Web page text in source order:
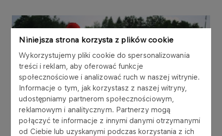
Niniejsza strona korzysta z plików cookie
Wykorzystujemy pliki cookie do spersonalizowania
treści i reklam, aby oferować funkcje
społecznościowe i analizować ruch w naszej witrynie.
Informacje o tym, jak korzystasz z naszej witryny,
udostępniamy partnerom społecznościowym,
reklamowym i analitycznym. Partnerzy mogą
połączyć te informacje z innymi danymi otrzymanymi
od Ciebie lub uzyskanymi podczas korzystania z ich
WSPIERAMY
Działania społeczne